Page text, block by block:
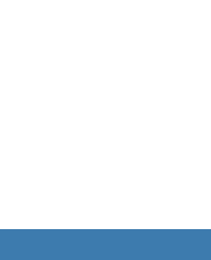
werden möchte,
schätzen und mit
für dieses Buch